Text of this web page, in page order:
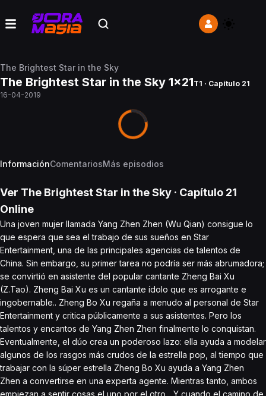
The Brightest Star in the Sky
The Brightest Star in the Sky 1x21T1 · Capítulo 21
16-04-2019
InformaciónComentariosMás episodios
Ver The Brightest Star in the Sky · Capítulo 21
Online
Una joven mujer llamada Yang Zhen Zhen (Wu Qian) consigue lo
que espera que sea el trabajo de sus sueños en Star
Entertainment, una de las principales agencias de talentos de
China. Sin embargo, su primer tarea no podría ser más abrumadora;
se convirtió en asistente del popular cantante Zheng Bai Xu
(Z.Tao). Zheng Bai Xu es un cantante ídolo que es arrogante e
ingobernable.. Zheng Bo Xu regaña a menudo al personal de Star
Entertainment y critica públicamente a sus asistentes. Pero los
talentos y encantos de Yang Zhen Zhen finalmente lo conquistan.
Eventualmente, el dúo crea un poderoso lazo: ella ayuda a modelar
algunos de los rasgos más crudos de la estrella pop, al tiempo que
trabajar con la súper estrella Zheng Bo Xu ayuda a Yang Zhen
Zhen a convertirse en una experta agente. Mientras tanto, ambos
empiezan a sentir cosas el uno por el otro... Y cuando el camino de